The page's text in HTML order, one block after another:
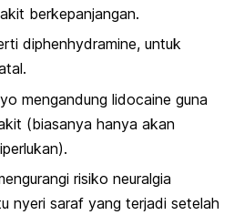
berkepanjangan.
diphenhydramine, untuk
mengandung lidocaine guna
(biasanya hanya akan
risiko neuralgia
nyeri saraf yang terjadi setelah